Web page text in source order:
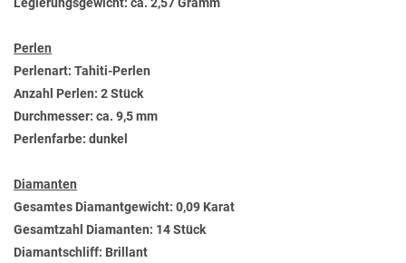
Legierungsgewicht: ca. 2,57 Gramm
Perlen
Perlenart: Tahiti-Perlen
Anzahl Perlen: 2 Stück
Durchmesser: ca. 9,5 mm
Perlenfarbe: dunkel
Diamanten
Gesamtes Diamantgewicht: 0,09 Karat
Gesamtzahl Diamanten: 14 Stück
Diamantschliff: Brillant